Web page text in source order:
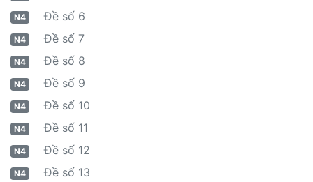
N4 Đề số 6
N4 Đề số 7
N4 Đề số 8
N4 Đề số 9
N4 Đề số 10
N4 Đề số 11
N4 Đề số 12
N4 Đề số 13